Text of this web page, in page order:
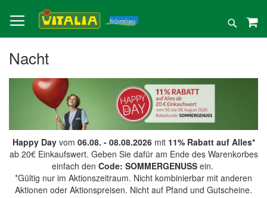
zum
Inhalt
Suche
Nacht
Happy Dayvom 06.08. - 08.08.2026mit 11% Rabatt auf Alles*
ab 20€ Einkaufswert. Geben Sie dafür am Ende des Warenkorbes
einfach den Code: SOMMERGENUSSein.
*Gültig nur im Aktionszeitraum. Nicht kombinierbar mit anderen
Aktionen oder Aktionspreisen. Nicht auf Pfand und Gutscheine.